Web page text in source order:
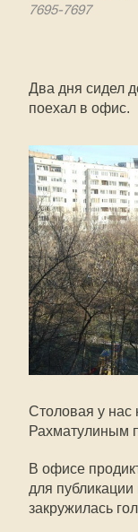
7695-7697
Два дня сидел
поехал в офис.
Столовая у нас
Рахматулиным
В офисе
для публикации
закружилась